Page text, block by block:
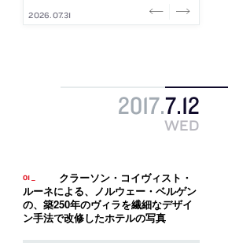
2026.08.07
2026.08.03
2026.08.03
2026.07.31
2026.07.30
2017.7.12
WED
クラーソン・コイヴィスト・
ルーネによる、ノルウェー・ベルゲン
の、築250年のヴィラを繊細なデザイ
ン手法で改修したホテルの写真